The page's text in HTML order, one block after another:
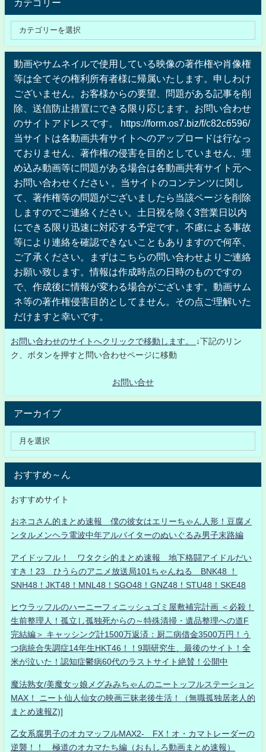
カテゴリー
動画やサムネイルで使用している映像の著作権や肖像権
等は全てその権利所有者様に帰属いたします。申しわけ
ございません。お客様からの要望、問題がある記事を削
除、送信防止措置にできる限り応じます。お問い合わせ
のサイトアドレスです。 https://form.os7.biz/f/c82c6596/
当サイトは各動画共有サイトへのアップロードは行なっ
ておりません、著作権の侵害を目的としていません、埋
め込み動画等に問題がある場合は各動画共有サイト元へ
お問い合わせください 。当サイトのコンテンツに関し
て、著作権等の問題がございましたら当該ページを削除
しますのでご連絡ください。土日祝を除く3営業日以内
にできる限り迅速に対応する予定です。不慮による事故
等により連絡を確認できないこともありますので何卒、
ご了承ください。まずはこちらの問い合わせよりご連絡
お願い致します。情報は作成時点の日時のものですの
で、作成後に情報が変わる場合がございます。動画サム
ネ等の著作権侵害目的としてません。その点ご理解いた
だけますと幸いです。
お問い合わせのサイトへクリックで移動します。
↓下記のリン
ク、ボタンを押すと問い合わせページに移動
お問い合せ
アーカイブ
おすすめ～ん
おすすめサイト
おネコさん的まとめ速報 僕の彼女はエリーちゃん人形！豆腐メ
ンタルメンヘラ電波中年アルバイターのぬいぐるみ男子末路編
アイドッフル！ ワタクシ的まとめ速報 地下格闘アイドルだい
すき！23 ひうらのアニメ放送局101ちゃんねる BNK48 ！
SNH48！JKT48！MNL48！SGO48！GNZ48！STU48！SKE48
ヒウラッフルのハーニーフィニッシュゴミ屋敷補完計画 ＜必殺！
生前整理人！孤立し孤独死からの～特殊清掃・遺品整理への道F
完結編＞ キャッシング計1500万返済：厨二病借金3500万円！う
つ病統合失調症14年生HKT46！！9期研究生、最後のサイト！全
米が泣いた！認知症鬱病60代のラストサイト絶賛！公開中
魔法熟女/美魔女ッ娘メグみみちゃんのニートッフルステーション
MAX！ ニート仙人仙女の映画三昧老後生活！（無職孤独居老人的
まとめ速報Z)]
乙女系腐男子のオカマッフルMAX2- FX！オ・カマトレーダーの
逆襲！！ 極道のオカマたち編（おもしろ動画まとめ速報）